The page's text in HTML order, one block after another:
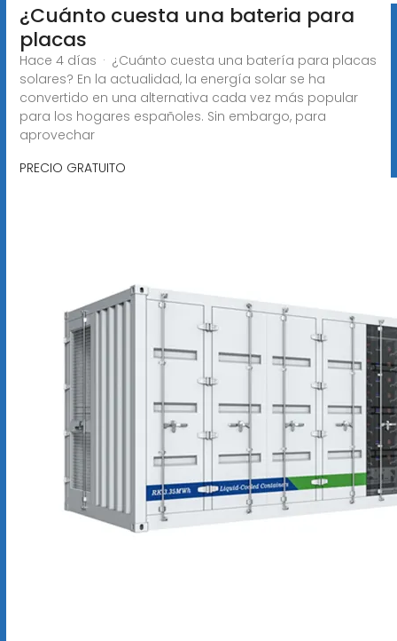
¿Cuánto cuesta una bateria para
placas
Hace 4 días · ¿Cuánto cuesta una batería para placas
solares? En la actualidad, la energía solar se ha
convertido en una alternativa cada vez más popular
para los hogares españoles. Sin embargo, para
aprovechar
PRECIO GRATUITO